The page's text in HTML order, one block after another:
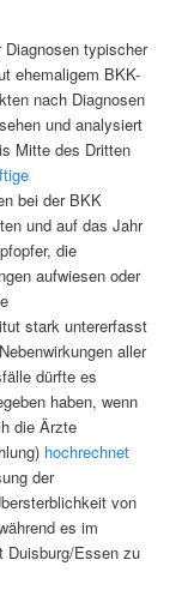
typischer
ehemaligem BKK-
nach Diagnosen
und analysiert
Mitte des Dritten
bei der BKK
und auf das Jahr
die
aufwiesen oder
stark untererfasst
aller
dürfte es
haben, wenn
die Ärzte
hochrechnet
der
von
es im
Duisburg/Essen zu